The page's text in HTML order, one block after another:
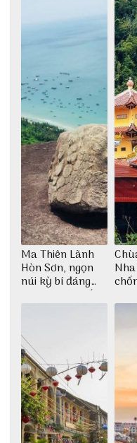
Ma Thiên Lãnh
Hòn Sơn, ngọn
núi kỳ bí đáng
khám phá nhất